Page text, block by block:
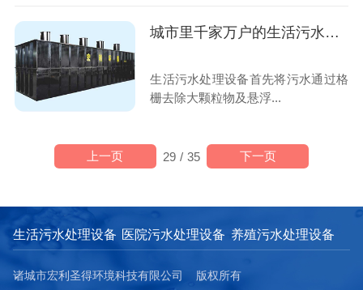
城市里千家万户的生活污水是怎么处理的？
生活污水处理设备首先将污水通过格
栅去除大颗粒物及悬浮...
29 / 35
上一页 下一页
生活污水处理设备 医院污水处理设备 养殖污水处理设备
诸城市宏利圣得环境科技有限公司 版权所有